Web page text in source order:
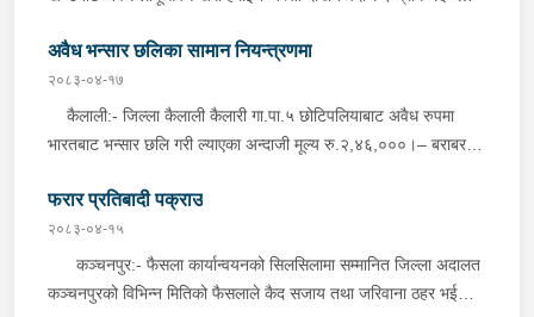
शनिबार दिउँसो प्रहरीले पक्राउ गरेको छ । पक्राउ पर्नेहरूमा सोही न.पा.८
“झ” गाँउ बस्ने बर्ष ३० को अशोक चौधरी र बर्ष २४ को दिपक चौधरी रहेका
छन् । गोप्य सुचनाको आधारमा इलाका प्रहरी कार्यालय मालाखेती, कैलालीबाट
खटिएको प्रहरीले चेकजाँच गर्दा उक्त पदार्थ फेला पारी उक्त पदार्थ सहित
घुँइयाघाटबाट अवैध लागूऔषध खैरो हेरोइन जस्तो देखिने पदार्थ १७१
मिलिग्राम सहित सोही ठाउँ बस्ने बर्ष ३० को सञ्जय रानलाई शनिबार साँझ
प्रहरीले पक्राउ गरेको छ । जिल्ला प्रहरी कार्यालय कैलालीबाट खटिएको
प्रहरीले शंका लागि चेकजाँच गर्दा उक्त पदार्थ फेला पारी उक्त पदार्थ सहित
पक्राउ गरेको छ । यसैगरी, जिल्ला कैलाली टिकापुर न.पा.९
अवैध भन्सार छलिका सामान नियन्त्रणमा
२०८३-०४-१७
कैलाली:- जिल्ला कैलाली कैलारी गा.पा.५ छोटिपलियाबाट अवैध रुपमा
भारतबाट भन्सार छलि गरी ल्याएका अन्दाजी मूल्य रु.२,४६,०००।– बराबरको
कार्यालय हसुलिया, कैलालीबाट खटिएको प्रहरीले बेवारिसे अवस्थामा फेला
पारी आवश्यक प्रक्रिया पुरा गरी नियन्त्रणमा लिएको छ ।
फरार प्रतिबादी पक्राउ
२०८३-०४-१५
कञ्चनपुर:- फैसला कार्यान्वयनको सिलसिलामा सम्मानित जिल्ला अदालत
कञ्चनपुरको विभिन्न मितिको फैसलाले कैद सजाय तथा जरिवाना ठहर भई